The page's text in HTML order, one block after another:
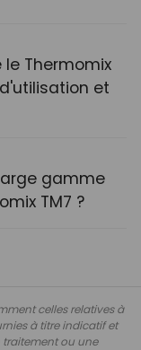
Thermomix
et
gamme
TM7 ?
celles relatives à
à titre indicatif et
ou une